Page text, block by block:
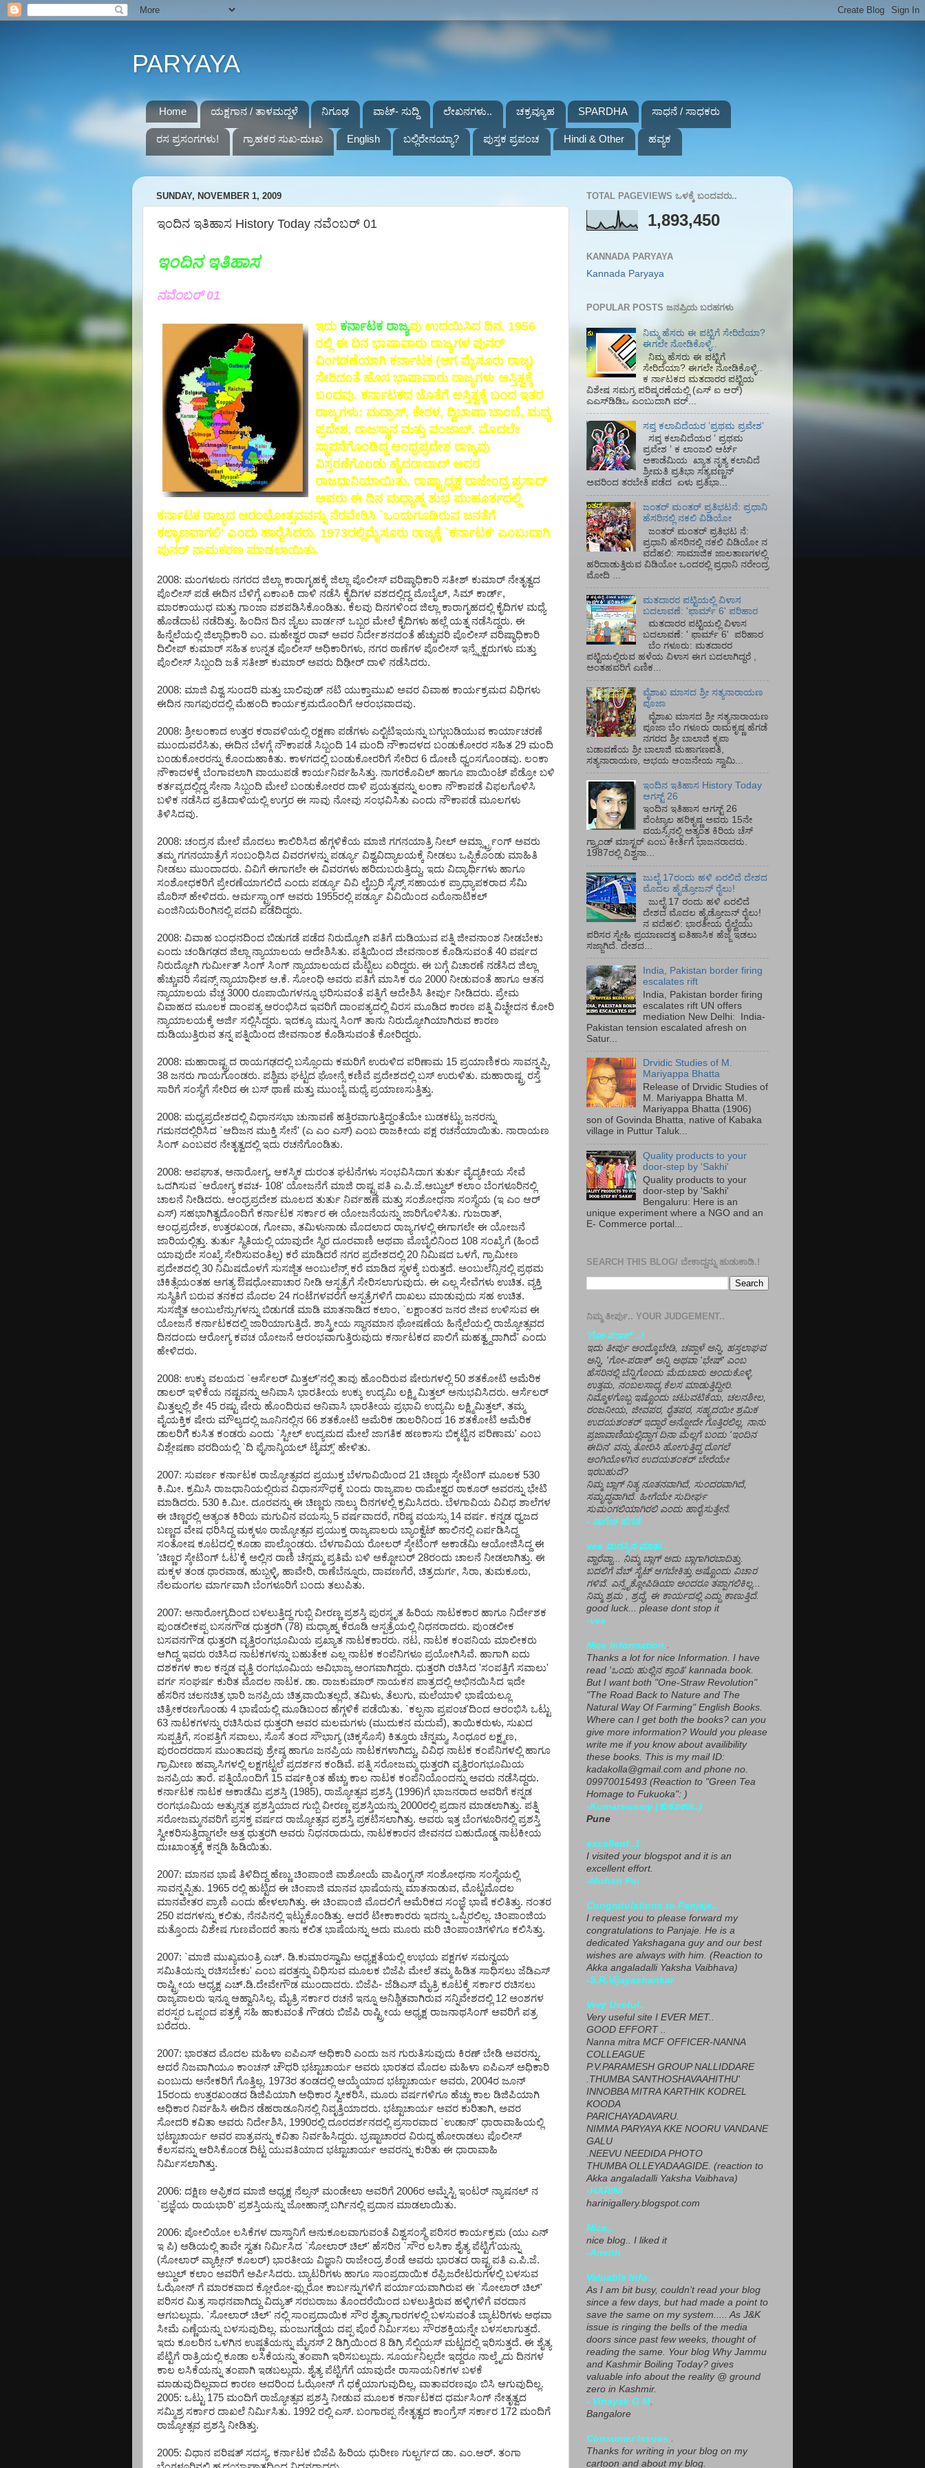
PARYAYA
Home ಯಕ್ಷಗಾನ / ತಾಳಮದ್ದಳೆ ನಿಗೂಢ ವಾಟ್- ಸುದ್ದಿ ಲೇಖನಗಳು.. ಚಕ್ರವ್ಯೂಹ SPARDHA ಸಾಧನೆ / ಸಾಧಕರು
ರಸ ಪ್ರಸಂಗಗಳು! ಗ್ರಾಹಕರ ಸುಖ-ದುಃಖ English ಬಲ್ಲಿರೇನಯ್ಯಾ? ಪುಸ್ತಕ ಪ್ರಪಂಚ Hindi & Other ಹವ್ಯಕ
SUNDAY, NOVEMBER 1, 2009
ಇಂದಿನ ಇತಿಹಾಸ History Today ನವೆಂಬರ್ 01
ಇಂದಿನ ಇತಿಹಾಸ
ನವೆಂಬರ್ 01
ಇದು ಕರ್ನಾಟಕ ರಾಜ್ಯವು ಉದಯಿಸಿದ ದಿನ. 1956
ರಲ್ಲಿ ಈ ದಿನ ಭಾಷಾವಾರು ರಾಜ್ಯಗಳ ಪುನರ್
ವಿಂಗಡಣೆಯಾಗಿ ಕರ್ನಾಟಕ (ಆಗ ಮೈಸೂರು ರಾಜ್ಯ)
ಸೇರಿದಂತೆ ಹೊಸ ಭಾಷಾವಾರು ರಾಜ್ಯಗಳು ಅಸ್ತಿತ್ವಕ್ಕೆ
ಬಂದವು. ಕರ್ನಾಟಕದ ಜೊತೆಗೆ ಅಸ್ತಿತ್ವಕ್ಕೆ ಬಂದ ಇತರ
ರಾಜ್ಯಗಳು: ಮದ್ರಾಸ್, ಕೇರಳ, ದ್ವಿಭಾಷಾ ಬಾಂಬೆ, ಮಧ್ಯ
ಪ್ರದೇಶ, ರಾಜಸ್ಥಾನ ಮತ್ತು ಪಂಜಾಬ್. ಮೊದಲೇ
ಸ್ಥಾಪನೆಗೊಂಡಿದ್ದ ಆಂಧ್ರಪ್ರದೇಶ ರಾಜ್ಯವು
ವಿಸ್ತರಣೆಗೊಂಡು ಹೈದರಾಬಾದ್ ಅದರ
ರಾಜಧಾನಿಯಾಯಿತು. ರಾಷ್ಟ್ರಾಧ್ಯಕ್ಷ ರಾಜೇಂದ್ರ ಪ್ರಸಾದ್
ಅವರು ಈ ದಿನ ಮಧ್ಯಾಹ್ನ ಶುಭ ಮುಹೂರ್ತದಲ್ಲಿ
ಕರ್ನಾಟಕ ರಾಜ್ಯದ ಆರಂಭೋತ್ಸವವನ್ನು ನೆರವೇರಿಸಿ `ಒಂದುಗೂಡಿರುವ ಜನತೆಗೆ
ಕಲ್ಯಾಣವಾಗಲಿ' ಎಂದು ಹಾರೈಸಿದರು. 1973ರಲ್ಲಿಮೈಸೂರು ರಾಜ್ಯಕ್ಕೆ `ಕರ್ನಾಟಕ' ಎಂಬುದಾಗಿ
ಪುನರ್ ನಾಮಕರಣ ಮಾಡಲಾಯಿತು.
2008: ಮಂಗಳೂರು ನಗರದ ಜಿಲ್ಲಾ ಕಾರಾಗೃಹಕ್ಕೆ ಜಿಲ್ಲಾ ಪೊಲೀಸ್ ವರಿಷ್ಠಾಧಿಕಾರಿ ಸತೀಶ್ ಕುಮಾರ್ ನೇತೃತ್ವದ
ಪೊಲೀಸ್ ಪಡೆ ಈದಿನ ಬೆಳಿಗ್ಗೆ ಏಕಾಏಕಿ ದಾಳಿ ನಡೆಸಿ ಕೈದಿಗಳ ವಶದಲ್ಲಿದ್ದ ಮೊಬೈಲ್, ಸಿಮ್ ಕಾರ್ಡ್,
ಮಾರಕಾಯುಧ ಮತ್ತು ಗಾಂಜಾ ವಶಪಡಿಸಿಕೊಂಡಿತು. ಕೆಲವು ದಿನಗಳಿಂದ ಜಿಲ್ಲಾ ಕಾರಾಗೃಹದಲ್ಲಿ ಕೈದಿಗಳ ಮಧ್ಯೆ
ಹೊಡೆದಾಟ ನಡೆದಿತ್ತು. ಹಿಂದಿನ ದಿನ ಜೈಲು ವಾರ್ಡನ್ ಒಬ್ಬರ ಮೇಲೆ ಕೈದಿಗಳು ಹಲ್ಲೆ ಯತ್ನ ನಡೆಸಿದ್ದರು. ಈ
ಹಿನ್ನೆಲೆಯಲ್ಲಿ ಜಿಲ್ಲಾಧಿಕಾರಿ ಎಂ. ಮಹೇಶ್ವರ ರಾವ್ ಅವರ ನಿರ್ದೇಶನದಂತೆ ಹೆಚ್ಚುವರಿ ಪೊಲೀಸ್ ವರಿಷ್ಠಾಧಿಕಾರಿ
ದಿಲೀಪ್ ಕುಮಾರ್ ಸಹಿತ ಉನ್ನತ ಪೊಲೀಸ್ ಅಧಿಕಾರಿಗಳು, ನಗರ ಠಾಣೆಗಳ ಪೊಲೀಸ್ ಇನ್ಸ್ಪೆಕ್ಟರುಗಳು ಮತ್ತು
ಪೊಲೀಸ್ ಸಿಬ್ಬಂದಿ ಜತೆ ಸತೀಶ್ ಕುಮಾರ್ ಅವರು ದಿಢೀರ್ ದಾಳಿ ನಡೆಸಿದರು.
2008: ಮಾಜಿ ವಿಶ್ವ ಸುಂದರಿ ಮತ್ತು ಬಾಲಿವುಡ್ ನಟಿ ಯುಕ್ತಾಮುಖಿ ಅವರ ವಿವಾಹ ಕಾರ್ಯಕ್ರಮದ ವಿಧಿಗಳು
ಈದಿನ ನಾಗಪುರದಲ್ಲಿ ಮೆಹಂದಿ ಕಾರ್ಯಕ್ರಮದೊಂದಿಗೆ ಆರಂಭವಾದವು.
2008: ಶ್ರೀಲಂಕಾದ ಉತ್ತರ ಕರಾವಳಿಯಲ್ಲಿ ರಕ್ಷಣಾ ಪಡೆಗಳು ಎಲ್ಟಿಟಿಇಯನ್ನು ಬಗ್ಗುಬಡಿಯುವ ಕಾರ್ಯಾಚರಣೆ
ಮುಂದುವರೆಸಿತು, ಈದಿನ ಬೆಳಗ್ಗೆ ನೌಕಾಪಡೆ ಸಿಬ್ಬಂದಿ 14 ಮಂದಿ ನೌಕಾದಳದ ಬಂಡುಕೋರರ ಸಹಿತ 29 ಮಂದಿ
ಬಂಡುಕೋರರನ್ನು ಕೊಂದುಹಾಕಿತು. ಕಾಳಗದಲ್ಲಿ ಬಂಡುಕೋರರಿಗೆ ಸೇರಿದ 6 ದೋಣಿ ಧ್ವಂಸಗೊಂಡವು. ಲಂಕಾ
ನೌಕಾದಳಕ್ಕೆ ಬೆಂಗಾವಲಾಗಿ ವಾಯುಪಡೆ ಕಾರ್ಯನಿರ್ವಹಿಸಿತ್ತು. ನಾಗರಕೊವಿಲ್ ಹಾಗೂ ಪಾಯಿಂಟ್ ಪೆಡ್ರೋ ಬಳಿ
ಕರ್ತವ್ಯದಲ್ಲಿದ್ದ ಸೇನಾ ಸಿಬ್ಬಂದಿ ಮೇಲೆ ಬಂಡುಕೋರರ ದಾಳಿ ಪ್ರಯತ್ನವನ್ನು ಲಂಕಾ ನೌಕಾಪಡೆ ವಿಫಲಗೊಳಿಸಿ
ಬಳಿಕ ನಡೆಸಿದ ಪ್ರತಿದಾಳಿಯಲ್ಲಿ ಉಗ್ರರ ಈ ಸಾವು ನೋವು ಸಂಭವಿಸಿತು ಎಂದು ನೌಕಾಪಡೆ ಮೂಲಗಳು
ತಿಳಿಸಿದವು.
2008: ಚಂದ್ರನ ಮೇಲೆ ಮೊದಲು ಕಾಲಿರಿಸಿದ ಹೆಗ್ಗಳಿಕೆಯ ಮಾಜಿ ಗಗನಯಾತ್ರಿ ನೀಲ್ ಆರ್ಮ್ಸ್ಟ್ರಾಂಗ್ ಅವರು
ತಮ್ಮ ಗಗನಯಾತ್ರೆಗೆ ಸಂಬಂಧಿಸಿದ ವಿವರಗಳನ್ನು ಪರ್ಡ್ಯೂ ವಿಶ್ವವಿದ್ಯಾಲಯಕ್ಕೆ ನೀಡಲು ಒಪ್ಪಿಕೊಂಡು ಮಾಹಿತಿ
ನೀಡಲು ಮುಂದಾದರು. ವಿವಿಗೆ ಈಗಾಗಲೇ ಈ ವಿವರಗಳು ಹರಿದುಬರುತ್ತಿದ್ದು, ಇದು ವಿದ್ಯಾರ್ಥಿಗಳು ಹಾಗೂ
ಸಂಶೋಧಕರಿಗೆ ಪ್ರೇರಣೆಯಾಗಲಿದೆ ಎಂದು ಪರ್ಡ್ಯೂ ವಿವಿ ಲೈಬ್ರರಿ ಸೈನ್ಸ್ ಸಹಾಯಕ ಪ್ರಾಧ್ಯಾಪಕರಾದ ಸೆಮಿ
ಮೊರಿಸ್ ಹೇಳಿದರು. ಆರ್ಮಸ್ಟ್ರಾಂಗ್ ಅವರು 1955ರಲ್ಲಿ ಪರ್ಡ್ಯೂ ವಿವಿಯಿಂದ ಎರೊನಾಟಿಕಲ್
ಎಂಜಿನಿಯರಿಂಗಿನಲ್ಲಿ ಪದವಿ ಪಡೆದಿದ್ದರು.
2008: ವಿವಾಹ ಬಂಧನದಿಂದ ಬಿಡುಗಡೆ ಪಡೆದ ನಿರುದ್ಯೋಗಿ ಪತಿಗೆ ದುಡಿಯುವ ಪತ್ನಿ ಜೀವನಾಂಶ ನೀಡಬೇಕು
ಎಂದು ಚಂಡಿಗಢದ ಜಿಲ್ಲಾ ನ್ಯಾಯಾಲಯ ಆದೇಶಿಸಿತು. ಪತ್ನಿಯಿಂದ ಜೀವನಾಂಶ ಕೊಡಿಸುವಂತೆ 40 ವರ್ಷದ
ನಿರುದ್ಯೋಗಿ ಗುರ್ಮೀತ್ ಸಿಂಗ್ ಸಿಂಗ್ ನ್ಯಾಯಾಲಯದ ಮೆಟ್ಟಿಲು ಏರಿದ್ದರು. ಈ ಬಗ್ಗೆ ವಿಚಾರಣೆ ನಡೆಸಿದ ಜಿಲ್ಲಾ
ಹೆಚ್ಚುವರಿ ಸೆಷನ್ಸ್ ನ್ಯಾಯಾಧೀಶ ಆ.ಕೆ. ಸೋಂಧಿ ಅವರು ಪತಿಗೆ ಮಾಸಿಕ ರೂ 2000 ನೀಡುವಂತೆ ಹಾಗೂ ಆತನ
ನ್ಯಾಯಾಲಯ ವೆಚ್ಚ 3000 ರೂಪಾಯಿಗಳನ್ನೂ ಭರಿಸುವಂತೆ ಪತ್ನಿಗೆ ಆದೇಶಿಸಿ ತೀರ್ಪು ನೀಡಿದರು. ಪ್ರೇಮ
ವಿವಾಹದ ಮೂಲಕ ದಾಂಪತ್ಯ ಆರಂಭಿಸಿದ ಇವರಿಗೆ ದಾಂಪತ್ಯದಲ್ಲಿ ವಿರಸ ಮೂಡಿದ ಕಾರಣ ಪತ್ನಿ ವಿಚ್ಛೇದನ ಕೋರಿ
ನ್ಯಾಯಾಲಯಕ್ಕೆ ಅರ್ಜಿ ಸಲ್ಲಿಸಿದ್ದರು. ಇದಕ್ಕೂ ಮುನ್ನ ಸಿಂಗ್ ತಾನು ನಿರುದ್ಯೋಗಿಯಾಗಿರುವ ಕಾರಣ
ದುಡಿಯುತ್ತಿರುವ ತನ್ನ ಪತ್ನಿಯಿಂದ ಜೀವನಾಂಶ ಕೊಡಿಸುವಂತೆ ಕೋರಿದ್ದರು.
2008: ಮಹಾರಾಷ್ಟ್ರದ ರಾಯಗಢದಲ್ಲಿ ಬಸ್ಸೊಂದು ಕಮರಿಗೆ ಉರುಳಿದ ಪರಿಣಾಮ 15 ಪ್ರಯಾಣಿಕರು ಸಾವನ್ನಪ್ಪಿ,
38 ಜನರು ಗಾಯಗೊಂಡರು. ಪಶ್ಚಿಮ ಘಟ್ಟದ ಘೋನ್ಸೆ ಕಣಿವೆ ಪ್ರದೇಶದಲ್ಲಿ ಬಸ್ ಉರುಳಿತು. ಮಹಾರಾಷ್ಟ್ರ ರಸ್ತೆ
ಸಾರಿಗೆ ಸಂಸ್ಥೆಗೆ ಸೇರಿದ ಈ ಬಸ್ ಥಾಣೆ ಮತ್ತು ಮುಂಬೈ ಮಧ್ಯೆ ಪ್ರಯಾಣಸುತ್ತಿತ್ತು.
2008: ಮಧ್ಯಪ್ರದೇಶದಲ್ಲಿ ವಿಧಾನಸಭಾ ಚುನಾವಣೆ ಹತ್ತಿರವಾಗುತ್ತಿದ್ದಂತೆಯೇ ಬುಡಕಟ್ಟು ಜನರನ್ನು
ಗಮನದಲ್ಲಿರಿಸಿದ `ಆದಿಜನ ಮುಕ್ತಿ ಸೇನೆ' (ಎ ಎಂ ಎಸ್) ಎಂಬ ರಾಜಕೀಯ ಪಕ್ಷ ರಚನೆಯಾಯಿತು. ನಾರಾಯಣ
ಸಿಂಗ್ ಎಂಬವರ ನೇತೃತ್ವದಲ್ಲಿ ಇದು ರಚನೆಗೊಂಡಿತು.
2008: ಅಪಘಾತ, ಅನಾರೋಗ್ಯ, ಆಕಸ್ಮಿಕ ದುರಂತ ಘಟನೆಗಳು ಸಂಭವಿಸಿದಾಗ ತುರ್ತು ವೈದ್ಯಕೀಯ ಸೇವೆ
ಒದಗಿಸುವ `ಆರೋಗ್ಯ ಕವಚ- 108' ಯೋಜನೆಗೆ ಮಾಜಿ ರಾಷ್ಟ್ರಪತಿ ಎ.ಪಿ.ಜೆ.ಅಬ್ದುಲ್ ಕಲಾಂ ಬೆಂಗಳೂರಿನಲ್ಲಿ
ಚಾಲನೆ ನೀಡಿದರು. ಆಂಧ್ರಪ್ರದೇಶ ಮೂಲದ ತುರ್ತು ನಿರ್ವಹಣೆ ಮತ್ತು ಸಂಶೋಧನಾ ಸಂಸ್ಥೆಯ (ಇ ಎಂ ಆರ್
ಎಸ್) ಸಹಭಾಗಿತ್ವದೊಂದಿಗೆ ಕರ್ನಾಟಕ ಸರ್ಕಾರ ಈ ಯೋಜನೆಯನ್ನು ಜಾರಿಗೊಳಿಸಿತು. ಗುಜರಾತ್,
ಆಂಧ್ರಪ್ರದೇಶ, ಉತ್ತರಖಂಡ, ಗೋವಾ, ತಮಿಳುನಾಡು ಮೊದಲಾದ ರಾಜ್ಯಗಳಲ್ಲಿ ಈಗಾಗಲೇ ಈ ಯೋಜನೆ
ಜಾರಿಯಲ್ಲಿತ್ತು. ತುರ್ತು ಸ್ಥಿತಿಯಲ್ಲಿ ಯಾವುದೇ ಸ್ಥಿರ ದೂರವಾಣಿ ಅಥವಾ ಮೊಬೈಲಿನಿಂದ 108 ಸಂಖ್ಯೆಗೆ (ಹಿಂದೆ
ಯಾವುದೇ ಸಂಖ್ಯೆ ಸೇರಿಸುವಂತಿಲ್ಲ) ಕರೆ ಮಾಡಿದರೆ ನಗರ ಪ್ರದೇಶದಲ್ಲಿ 20 ನಿಮಿಷದ ಒಳಗೆ, ಗ್ರಾಮೀಣ
ಪ್ರದೇಶದಲ್ಲಿ 30 ನಿಮಿಷದೊಳಗೆ ಸುಸಜ್ಜಿತ ಅಂಬುಲೆನ್ಸ್ ಕರೆ ಮಾಡಿದ ಸ್ಥಳಕ್ಕೆ ಬರುತ್ತದೆ. ಅಂಬುಲೆನ್ಸಿನಲ್ಲಿ ಪ್ರಥಮ
ಚಿಕಿತ್ಸೆಯಂತಹ ಅಗತ್ಯ ಔಷಧೋಪಾಚಾರ ನೀಡಿ ಆಸ್ಪತ್ರೆಗೆ ಸೇರಿಸಲಾಗುವುದು. ಈ ಎಲ್ಲ ಸೇವೆಗಳು ಉಚಿತ. ವ್ಯಕ್ತಿ
ಸುಸ್ಥಿತಿಗೆ ಬರುವ ತನಕದ ಮೊದಲ 24 ಗಂಟೆಗಳವರೆಗೆ ಆಸ್ಪತ್ರೆಗಳಿಗೆ ದಾಖಲು ಮಾಡುವುದು ಸಹ ಉಚಿತ.
ಸುಸಜ್ಜಿತ ಅಂಬುಲೆನ್ಸುಗಳನ್ನು ಬಿಡುಗಡೆ ಮಾಡಿ ಮಾತನಾಡಿದ ಕಲಾಂ, `ಲಕ್ಷಾಂತರ ಜನರ ಜೀವ ಉಳಿಸುವ ಈ
ಯೋಜನೆ ಕರ್ನಾಟಕದಲ್ಲಿ ಜಾರಿಯಾಗುತ್ತಿದೆ. ಶಾಸ್ತ್ರೀಯ ಸ್ಥಾನಮಾನ ಘೋಷಣೆಯ ಹಿನ್ನೆಲೆಯಲ್ಲಿ ರಾಜ್ಯೋತ್ಸವದ
ದಿನದಂದು ಆರೋಗ್ಯ ಕವಚ ಯೋಜನೆ ಆರಂಭವಾಗುತ್ತಿರುವುದು ಕರ್ನಾಟಕದ ಪಾಲಿಗೆ ಮಹತ್ವ್ದದಾಗಿದೆ' ಎಂದು
ಹೇಳಿದರು.
2008: ಉಕ್ಕು ವಲಯದ `ಆರ್ಸೆಲರ್ ಮಿತ್ತಲ್'ನಲ್ಲಿ ತಾವು ಹೊಂದಿರುವ ಷೇರುಗಳಲ್ಲಿ 50 ಶತಕೋಟಿ ಅಮೆರಿಕ
ಡಾಲರ್ ಇಳಿಕೆಯ ನಷ್ಟವನ್ನು ಅನಿವಾಸಿ ಭಾರತೀಯ ಉಕ್ಕು ಉದ್ಯಮಿ ಲಕ್ಷ್ಮಿ ಮಿತ್ತಲ್ ಅನುಭವಿಸಿದರು. ಆರ್ಸೆಲರ್
ಮಿತ್ತಲ್ನಲ್ಲಿ ಶೇ 45 ರಷ್ಟು ಷೇರು ಹೊಂದಿರುವ ಅನಿವಾಸಿ ಭಾರತೀಯ ಪ್ರಭಾವಿ ಉದ್ಯಮಿ ಲಕ್ಷ್ಮಿಮಿತ್ತಲ್, ತಮ್ಮ
ವೈಯಕ್ತಿಕ ಷೇರು ಮೌಲ್ಯದಲ್ಲಿ ಜೂನಿನಲ್ಲಿನ 66 ಶತಕೋಟಿ ಅಮೆರಿಕ ಡಾಲರಿನಿಂದ 16 ಶತಕೋಟಿ ಅಮೆರಿಕ
ಡಾಲರಿಗೆೆ ಕುಸಿತ ಕಂಡರು ಎಂದು `ಸ್ಟೀಲ್ ಉದ್ಯಮದ ಮೇಲೆ ಜಾಗತಿಕ ಹಣಕಾಸು ಬಿಕ್ಕಟ್ಟಿನ ಪರಿಣಾಮ' ಎಂಬ
ವಿಶ್ಲೇಷಣಾ ವರದಿಯಲ್ಲಿ `ದಿ ಫೈನಾನ್ಶಿಯಲ್ ಟೈಮ್ಸ್' ಹೇಳಿತು.
2007: ಸುವರ್ಣ ಕರ್ನಾಟಕ ರಾಜ್ಯೋತ್ಸವದ ಪ್ರಯುಕ್ತ ಬೆಳಗಾವಿಯಿಂದ 21 ಚಿಣ್ಣರು ಸ್ಕೇಟಿಂಗ್ ಮೂಲಕ 530
ಕಿ.ಮೀ. ಕ್ರಮಿಸಿ ರಾಜಧಾನಿಯಲ್ಲಿರುವ ವಿಧಾನಸೌಧಕ್ಕೆ ಬಂದು ರಾಜ್ಯಪಾಲ ರಾಮೇಶ್ವರ ಠಾಕೂರ್ ಅವರನ್ನು ಭೇಟಿ
ಮಾಡಿದರು. 530 ಕಿ.ಮೀ. ದೂರವನ್ನು ಈ ಚಿಣ್ಣರು ನಾಲ್ಕು ದಿನಗಳಲ್ಲಿ ಕ್ರಮಿಸಿದರು. ಬೆಳಗಾವಿಯ ವಿವಿಧ ಶಾಲೆಗಳ
ಈ ಚಿಣ್ಣರಲ್ಲಿ ಅತ್ಯಂತ ಕಿರಿಯ ಮಗುವಿನ ವಯಸ್ಸು 5 ವರ್ಷವಾದರೆ, ಗರಿಷ್ಠ ವಯಸ್ಸು 14 ವರ್ಷ. ಕನ್ನಡ ಧ್ವಜದ
ಬಣ್ಣದ ವೇಷ ಧರಿಸಿದ್ದ ಮಕ್ಕಳೂ ರಾಜ್ಯೋತ್ಸವ ಪ್ರಯುಕ್ತ ರಾಜ್ಯಪಾಲರು ಬ್ಯಾಂಕ್ವೆಟ್ ಹಾಲಿನಲ್ಲಿ ಏರ್ಪಡಿಸಿದ್ದ
ಸಂತೋಷ ಕೂಟದಲ್ಲಿ ಕೂಡಾ ಪಾಲ್ಗೊಂಡರು. ಬೆಳಗಾವಿಯ ರೋಲರ್ ಸ್ಕೇಟಿಂಗ್ ಅಕಾಡೆಮಿ ಆಯೋಜಿಸಿದ್ದ ಈ
'ಚಿಣ್ಣರ ಸ್ಕೇಟಿಂಗ್ ಓಟ'ಕ್ಕೆ ಅಲ್ಲಿನ ರಾಣಿ ಚೆನ್ನಮ್ಮ ಪ್ರತಿಮೆ ಬಳಿ ಅಕ್ಟೋಬರ್ 28ರಂದು ಚಾಲನೆ ನೀಡಲಾಗಿತ್ತು. ಈ
ಮಕ್ಕಳ ತಂಡ ಧಾರವಾಡ, ಹುಬ್ಬಳ್ಳಿ, ಹಾವೇರಿ, ರಾಣೆಬೆನ್ನೂರು, ದಾವಣಗೆರೆ, ಚಿತ್ರದುರ್ಗ, ಸಿರಾ, ತುಮಕೂರು,
ನೆಲಮಂಗಲ ಮಾರ್ಗವಾಗಿ ಬೆಂಗಳೂರಿಗೆ ಬಂದು ತಲುಪಿತು.
2007: ಅನಾರೋಗ್ಯದಿಂದ ಬಳಲುತ್ತಿದ್ದ ಗುಬ್ಬಿ ವೀರಣ್ಣ ಪ್ರಶಸ್ತಿ ಪುರಸ್ಕೃತ ಹಿರಿಯ ನಾಟಕಕಾರ ಹಾಗೂ ನಿರ್ದೇಶಕ
ಪುಂಡಲೀಕಪ್ಪ ಬಸನಗೌಡ ಧುತ್ತರಗಿ (78) ಮಧ್ಯಾಹ್ನ ಕೆರೂಡಿ ಆಸ್ಪತ್ರೆಯಲ್ಲಿ ನಿಧನರಾದರು. ಪುಂಡಲೀಕ
ಬಸವನಗೌಡ ಧುತ್ತರಗಿ ವೃತ್ತಿರಂಗಭೂಮಿಯ ಪ್ರಖ್ಯಾತ ನಾಟಕಕಾರರು. ನಟ, ನಾಟಕ ಕಂಪನಿಯ ಮಾಲೀಕರು
ಆಗಿದ್ದ ಇವರು ರಚಿಸಿದ ನಾಟಕಗಳನ್ನು ಬಹುತೇಕ ಎಲ್ಲ ನಾಟಕ ಕಂಪೆನಿಗಳೂ ಪ್ರಯೋಗಿಸಿವೆ. ಹಾಗಾಗಿ ಐದು
ದಶಕಗಳ ಕಾಲ ಕನ್ನಡ ವೃತ್ತಿ ರಂಗಭೂಮಿಯ ಅವಿಭಾಜ್ಯ ಅಂಗವಾಗಿದ್ದರು. ಧುತ್ತರಗಿ ರಚಿಸಿದ 'ಸಂಪತ್ತಿಗೆ ಸವಾಲು'
ವರ್ಗ ಸಂಘರ್ಷ ಕುರಿತ ಮೊದಲ ನಾಟಕ. ಡಾ. ರಾಜಕುಮಾರ್ ನಾಯಕನ ಪಾತ್ರದಲ್ಲಿ ಅಭಿನಯಿಸಿದ ಇದೇ
ಹೆಸರಿನ ಚಲನಚಿತ್ರ ಭಾರಿ ಜನಪ್ರಿಯ ಚಿತ್ರವಾಯಿತಲ್ಲದೆ, ತಮಿಳು, ತೆಲುಗು, ಮಲೆಯಾಳಿ ಭಾಷೆಯಲ್ಲೂ
ಚಿತ್ರೀಕರಣಗೊಂಡು 4 ಭಾಷೆಯಲ್ಲಿ ಮೂಡಿಬಂದ ಹೆಗ್ಗಳಿಕೆ ಪಡೆಯಿತು. `ಕಲ್ಪನಾ ಪ್ರಪಂಚ'ದಿಂದ ಆರಂಭಿಸಿ ಒಟ್ಟು
63 ನಾಟಕಗಳನ್ನು ರಚಿಸಿರುವ ಧುತ್ತರಗಿ ಅವರ ಮಲಮಗಳು (ಮುದುಕನ ಮದುವೆ), ತಾಯಿಕರುಳು, ಸುಖದ
ಸುಪ್ಪತ್ತಿಗೆ, ಸಂಪತ್ತಿಗೆ ಸವಾಲು, ಸೊಸೆ ತಂದ ಸೌಭಾಗ್ಯ (ಚಿಕ್ಕಸೊಸೆ) ಕಿತ್ತೂರು ಚೆನ್ನಮ್ಮ, ಸಿಂಧೂರ ಲಕ್ಷ್ಮಣ,
ಪುರಂದರದಾಸ ಮುಂತಾದವು ಶ್ರೇಷ್ಠ ಹಾಗೂ ಜನಪ್ರಿಯ ನಾಟಕಗಳಾಗಿದ್ದು, ವಿವಿಧ ನಾಟಕ ಕಂಪೆನಿಗಳಲ್ಲಿ ಹಾಗೂ
ಗ್ರಾಮೀಣ ಹವ್ಯಾಸಿಗಳಲ್ಲಿ ಲಕ್ಷಗಟ್ಟಲೆ ಪ್ರದರ್ಶನ ಕಂಡಿವೆ. ಪತ್ನಿ ಸರೋಜಮ್ಮ ಧುತ್ತರಗಿ ವೃತ್ತಿರಂಗಭೂಮಿಯ
ಜನಪ್ರಿಯ ತಾರೆ. ಪತ್ನಿಯೊಂದಿಗೆ 15 ವರ್ಷಕ್ಕಿಂತ ಹೆಚ್ಚು ಕಾಲ ನಾಟಕ ಕಂಪೆನಿಯೊಂದನ್ನು ಅವರು ನಡೆಸಿದ್ದರು.
ಕರ್ನಾಟಕ ನಾಟಕ ಅಕಾಡೆಮಿ ಪ್ರಶಸ್ತಿ (1985), ರಾಜ್ಯೋತ್ಸವ ಪ್ರಶಸ್ತಿ (1996)ಗೆ ಭಾಜನರಾದ ಅವರಿಗೆ ಕನ್ನಡ
ರಂಗಭೂಮಿಯ ಅತ್ಯುನ್ನತ ಪ್ರಶಸ್ತಿಯಾದ ಗುಬ್ಬಿ ವೀರಣ್ಣ ಪ್ರಶಸ್ತಿಯನ್ನು 2000ರಲ್ಲಿ ಪ್ರದಾನ ಮಾಡಲಾಗಿತ್ತು. ಪತ್ನಿ
ಸರೋಜಮ್ಮನವರಿಗೆ ಪ್ರಸಕ್ತ ವರ್ಷದ ರಾಜ್ಯೋತ್ಸವ ಪ್ರಶಸ್ತಿ ಪ್ರಕಟಿಸಲಾಗಿತ್ತು. ಅವರು ಇತ್ತ ಬೆಂಗಳೂರಿನಲ್ಲಿ ಪ್ರಶಸ್ತಿ
ಸ್ವೀಕರಿಸುತ್ತಿದ್ದಾಗಲೇ ಅತ್ತ ಧುತ್ತರಗಿ ಅವರು ನಿಧನರಾದುದು, ನಾಟಕಕಾರನ ಜೀವನದ ಬಹುದೊಡ್ಡ ನಾಟಕೀಯ
ದುಃಖಾಂತ್ಯಕ್ಕೆ ಕನ್ನಡಿ ಹಿಡಿಯಿತು.
2007: ಮಾನವ ಭಾಷೆ ತಿಳಿದಿದ್ದ ಹೆಣ್ಣು ಚಿಂಪಾಂಜಿ ವಾಶೋಯೆ ವಾಷಿಂಗ್ಟನ್ ಸಂಶೋಧನಾ ಸಂಸ್ಥೆಯಲ್ಲಿ
ಸಾವನ್ನಪ್ಪಿತು. 1965 ರಲ್ಲಿ ಹುಟ್ಟಿದ ಈ ಚಿಂಪಾಜಿ ಮಾನವ ಭಾಷೆಯನ್ನು ಮಾತನಾಡುವ, ಮೊಟ್ಟಮೊದಲ
ಮಾನವೇತರ ಪ್ರಾಣಿ ಎಂದು ಹೇಳಲಾಗಿತ್ತು. ಈ ಚಿಂಪಾಂಜಿ ಮೊದಲಿಗೆ ಅಮೆರಿಕದ ಸಂಜ್ಞೆ ಭಾಷೆ ಕಲಿತಿತ್ತು. ನಂತರ
250 ಪದಗಳನ್ನು ಕಲಿತು, ನೆನಪಿನಲ್ಲಿ ಇಟ್ಟುಕೊಂಡಿತ್ತು. ಆದರೆ ಟೀಕಾಕಾರರು ಇದನ್ನು ಒಪ್ಪಿರಲಿಲ್ಲ. ಚಿಂಪಾಂಜಿಯ
ಮತ್ತೊಂದು ವಿಶೇಷ ಗುಣವೆಂದರೆ ತಾನು ಕಲಿತ ಭಾಷೆಯನ್ನು ಅದು ಮೂರು ಮರಿ ಚಿಂಪಾಂಚಿಗಳಿಗೂ ಕಲಿಸಿತ್ತು.
2007: `ಮಾಜಿ ಮುಖ್ಯಮಂತ್ರಿ ಎಚ್. ಡಿ.ಕುಮಾರಸ್ವಾಮಿ ಅಧ್ಯಕ್ಷತೆಯಲ್ಲಿ ಉಭಯ ಪಕ್ಷಗಳ ಸಮನ್ವಯ
ಸಮಿತಿಯನ್ನು ರಚಿಸಬೇಕು' ಎಂಬ ಷರತ್ತನ್ನು ವಿಧಿಸುವ ಮೂಲಕ ಬಿಜೆಪಿ ಮೇಲೆ ತಮ್ಮ ಹಿಡಿತ ಸಾಧಿಸಲು ಜೆಡಿಎಸ್
ರಾಷ್ಟ್ರೀಯ ಅಧ್ಯಕ್ಷ ಎಚ್.ಡಿ.ದೇವೇಗೌಡ ಮುಂದಾದರು. ಬಿಜೆಪಿ- ಜೆಡಿಎಸ್ ಮೈತ್ರಿ ಕೂಟಕ್ಕೆ ಸರ್ಕಾರ ರಚಿಸಲು
ರಾಜ್ಯಪಾಲರು ಇನ್ನೂ ಆಹ್ವಾನಿಸಿಲ್ಲ. ಮೈತ್ರಿ ಸರ್ಕಾರ ರಚನೆ ಇನ್ನೂ ಅನಿಶ್ಚಿತವಾಗಿರುವ ಸನ್ನಿವೇಶದಲ್ಲಿ 12 ಅಂಶಗಳ
ಪರಸ್ಪರ ಒಪ್ಪಂದ ಪತ್ರಕ್ಕೆ ಸಹಿ ಹಾಕುವಂತೆ ಗೌಡರು ಬಿಜೆಪಿ ರಾಷ್ಟ್ರೀಯ ಅಧ್ಯಕ್ಷ ರಾಜನಾಥಸಿಂಗ್ ಅವರಿಗೆ ಪತ್ರ
ಬರೆದರು.
2007: ಭಾರತದ ಮೊದಲ ಮಹಿಳಾ ಐಪಿಎಸ್ ಅಧಿಕಾರಿ ಎಂದು ಜನ ಗುರುತಿಸುವುದು ಕಿರಣ್ ಬೇಡಿ ಅವರನ್ನು.
ಆದರೆ ನಿಜವಾಗಿಯೂ ಕಾಂಚನ್ ಚೌಧರಿ ಭಟ್ಟಾಚಾರ್ಯ ಅವರು ಭಾರತದ ಮೊದಲ ಮಹಿಳಾ ಐಪಿಎಸ್ ಅಧಿಕಾರಿ
ಎಂಬುದು ಅನೇಕರಿಗೆ ಗೊತ್ತಿಲ್ಲ. 1973ರ ತಂಡದಲ್ಲಿ ಆಯ್ಕೆಯಾದ ಭಟ್ಟಾಚಾರ್ಯ ಅವರು, 2004ರ ಜೂನ್
15ರಂದು ಉತ್ತರಖಂಡದ ಡಿಜಿಪಿಯಾಗಿ ಅಧಿಕಾರ ಸ್ವೀಕರಿಸಿ, ಮೂರು ವರ್ಷಗಳಿಗೂ ಹೆಚ್ಚು ಕಾಲ ಡಿಜಿಪಿಯಾಗಿ
ಅಧಿಕಾರ ನಿರ್ವಹಿಸಿ ಈದಿನ ಡೆಹರಾಡೂನಿನಲ್ಲಿ ನಿವೃತ್ತಿಯಾದರು. ಭಟ್ಟಾಚಾರ್ಯ ಅವರ ಕುರಿತಾಗಿ, ಅವರ
ಸೋದರಿ ಕವಿತಾ ಅವರು ನಿರ್ದೇಶಿಸಿ, 1990ರಲ್ಲಿ ದೂರದರ್ಶನದಲ್ಲಿ ಪ್ರಸಾರವಾದ `ಉಡಾನ್' ಧಾರಾವಾಹಿಯಲ್ಲಿ
ಭಟ್ಟಾಚಾರ್ಯ ಅವರ ಪಾತ್ರವನ್ನು ಕವಿತಾ ನಿರ್ವಹಿಸಿದ್ದರು. ಭ್ರಷ್ಟಾಚಾರದ ವಿರುದ್ಧ ಹೋರಾಡಲು ಪೊಲೀಸ್
ಕೆಲಸವನ್ನು ಆರಿಸಿಕೊಂಡ ದಿಟ್ಟ ಯುವತಿಯಾದ ಭಟ್ಟಾಚಾರ್ಯ ಅವರನ್ನು ಕುರಿತು ಈ ಧಾರಾವಾಹಿ
ನಿರ್ಮಿಸಲಾಗಿತ್ತು.
2006: ದಕ್ಷಿಣ ಆಫ್ರಿಕದ ಮಾಜಿ ಅಧ್ಯಕ್ಷ ನೆಲ್ಸನ್ ಮಂಡೇಲಾ ಅವರಿಗೆ 2006ರ ಅಮ್ನೆಸ್ಟಿ ಇಂಟರ್ ನ್ಯಾಷನಲ್ ನ
`ಪ್ರಜ್ಞೆಯ ರಾಯಭಾರಿ' ಪ್ರಶಸ್ತಿಯನ್ನು ಜೋಹಾನ್ಸ್ ಬರ್ಗಿನಲ್ಲಿ ಪ್ರದಾನ ಮಾಡಲಾಯಿತು.
2006: ಪೋಲಿಯೋ ಲಸಿಕೆಗಳ ದಾಸ್ತಾನಿಗೆ ಅನುಕೂಲವಾಗುವಂತೆ ವಿಶ್ವಸಂಸ್ಥೆ ಪರಿಸರ ಕಾರ್ಯಕ್ರಮ (ಯು ಎನ್
ಇ ಪಿ) ಅಡಿಯಲ್ಲಿ ತಾವೇ ಸ್ವತಃ ನಿರ್ಮಿಸಿದ `ಸೋಲಾರ್ ಚಿಲ್' ಹೆಸರಿನ `ಸೌರ ಲಸಿಕಾ ಶೈತ್ಯ ಪೆಟ್ಟಿಗೆ'ಯನ್ನು
(ಸೋಲಾರ್ ವ್ಯಾಕ್ಸೀನ್ ಕೂಲರ್) ಭಾರತೀಯ ವಿಜ್ಞಾನಿ ರಾಜೇಂದ್ರ ಶೆಂಡೆ ಅವರು ಭಾರತದ ರಾಷ್ಟ್ರಪತಿ ಎ.ಪಿ.ಜೆ.
ಅಬ್ದುಲ್ ಕಲಾಂ ಅವರಿಗೆ ಅರ್ಪಿಸಿದರು. ಬ್ಯಾಟರಿಗಳು ಹಾಗೂ ಸಾಂಪ್ರದಾಯಿಕ ರೆಫ್ರಿಜರೇಟರುಗಳಲ್ಲಿ ಬಳಸುವ
ಓಝೋನ್ ಗೆ ಮಾರಕವಾದ ಕ್ಲೋರೋ-ಫ್ಲುರೋ ಕಾರ್ಬನ್ನುಗಳಿಗೆ ಪರ್ಯಾಯವಾಗಿರುವ ಈ `ಸೋಲಾರ್ ಚಿಲ್'
ಪರಿಸರ ಮಿತ್ರ ಸಾಧನವಾಗಿದ್ದು ವಿದ್ಯುತ್ ಸರಬರಾಜು ತೊಂದರೆಯಿಂದ ಬಳಲುತ್ತಿರುವ ಹಳ್ಳಿಗಳಿಗೆ ವರದಾನ
ಆಗಬಲ್ಲುದು. `ಸೋಲಾರ್ ಚಿಲ್' ನಲ್ಲಿ ಸಾಂಪ್ರದಾಯಿಕ ಸೌರ ಶೈತ್ಯಾಗಾರಗಳಲ್ಲಿ ಬಳಸುವಂತೆ ಬ್ಯಾಟರಿಗಳು ಅಥವಾ
ಸೀಮೆ ಎಣ್ಣೆಯನ್ನು ಬಳಸುವುದಿಲ್ಲ. ಮಂಜುಗಡ್ಡೆಯ ದಪ್ಪ ಪೊರೆ ನಿರ್ಮಿಸಲು ಸೌರಶಕ್ತಿಯನ್ನೇ ಬಳಸಲಾಗುತ್ತದೆ.
ಇದು ಕೂಲರಿನ ಒಳಗಿನ ಉಷ್ಣತೆಯನ್ನು ಮೈನಸ್ 2 ಡಿಗ್ರಿಯಿಂದ 8 ಡಿಗ್ರಿ ಸೆಲ್ಷಿಯಸ್ ಮಟ್ಟದಲ್ಲಿ ಇರಿಸುತ್ತದೆ. ಈ ಶೈತ್ಯ
ಪೆಟ್ಟಿಗೆ ರಾತ್ರಿಯಲ್ಲಿ ಕೂಡಾ ಲಸಿಕೆಯನ್ನು ತಂಪಾಗಿ ಇರಿಸಬಲ್ಲುದು. ಸೂರ್ಯನಿಲ್ಲದೇ ಇದ್ದರೂ ನಾಲ್ಕೈದು ದಿನಗಳ
ಕಾಲ ಲಸಿಕೆಯನ್ನು ತಂಪಾಗಿ ಇಡಬಲ್ಲುದು. ಶೈತ್ಯ ಪೆಟ್ಟಿಗೆಗೆ ಯಾವುದೇ ರಾಸಾಯನಿಕಗಳ ಬಳಕೆ
ಮಾಡುವುದಿಲ್ಲವಾದ ಕಾರಣ ಅದರಿಂದ ಓಝೋನ್ ಗೆ ಧಕ್ಕೆಯಾಗುವುದಿಲ್ಲ, ವಾತಾವರಣವೂ ಬಿಸಿ ಆಗುವುದಿಲ್ಲ.
2005: ಒಟ್ಟು 175 ಮಂದಿಗೆ ರಾಜ್ಯೋತ್ಸವ ಪ್ರಶಸ್ತಿ ನೀಡುವ ಮೂಲಕ ಕರ್ನಾಟಕದ ಧರ್ಮಸಿಂಗ್ ನೇತೃತ್ವದ
ಸಮ್ಮಿಶ್ರ ಸರ್ಕಾರ ದಾಖಲೆ ನಿರ್ಮಿಸಿತು. 1992 ರಲ್ಲಿ ಎಸ್. ಬಂಗಾರಪ್ಪ ನೇತೃತ್ವದ ಕಾಂಗ್ರೆಸ್ ಸರ್ಕಾರ 172 ಮಂದಿಗೆ
ರಾಜ್ಯೋತ್ಸವ ಪ್ರಶಸ್ತಿ ನೀಡಿತ್ತು.
2005: ವಿಧಾನ ಪರಿಷತ್ ಸದಸ್ಯ, ಕರ್ನಾಟಕ ಬಿಜೆಪಿ ಹಿರಿಯ ಧುರೀಣ ಗುಲ್ಬರ್ಗದ ಡಾ. ಎಂ.ಆರ್. ತಂಗಾ
TOTAL PAGEVIEWS ಒಳಕ್ಕೆ ಬಂದವರು..
1,893,450
KANNADA PARYAYA
Kannada Paryaya
POPULAR POSTS ಜನಪ್ರಿಯ ಬರಹಗಳು
ನಿಮ್ಮ ಹೆಸರು ಈ ಪಟ್ಟಿಗೆ ಸೇರಿದೆಯಾ?
ಈಗಲೇ ನೋಡಿಕೊಳ್ಳಿ..
ನಿಮ್ಮ ಹೆಸರು ಈ ಪಟ್ಟಿಗೆ
ಸೇರಿದೆಯಾ? ಈಗಲೇ ನೋಡಿಕೊಳ್ಳಿ..
ಕ ರ್ನಾಟಕದ ಮತದಾರರ ಪಟ್ಟಿಯ
ವಿಶೇಷ ಸಮಗ್ರ ಪರಿಷ್ಕರಣೆಯಲ್ಲಿ (ಎಸ್‌ ಐ ಆರ್)‌
ಎಎಸ್‌ಡಿಡಿಒ ಎಂಬುದಾಗಿ ವರ್...
ಸಪ್ತ ಕಲಾವಿದೆಯರ ʼಪ್ರಥಮ ಪ್ರವೇಶʼ
ಸಪ್ತ ಕಲಾವಿದೆಯರ ʼ ಪ್ರಥಮ
ಪ್ರವೇಶ ʼ ಕ ಲಾಂಜಲಿ ಆರ್ಟ್
ಅಕಾಡೆಮಿಯ‌ ಖ್ಯಾತ ನೃತ್ಯ ಕಲಾವಿದೆ
ಶ್ರೀಮತಿ ಪ್ರತಿಭಾ ಸತ್ಯವಣ್ಣನ್
ಅವರಿಂದ ತರಬೇತಿ ಪಡೆದ ಏಳು ಪ್ರತಿಭಾ...
ಜಂತರ್ ಮಂತರ್ ಪ್ರತಿಭಟನೆ: ಪ್ರಧಾನಿ
ಹೆಸರಿನಲ್ಲಿ ನಕಲಿ ವಿಡಿಯೋ
ಜಂತರ್ ಮಂತರ್ ಪ್ರತಿಭಟ ನೆ:
ಪ್ರಧಾನಿ ಹೆಸರಿನಲ್ಲಿ ನಕಲಿ ವಿಡಿಯೋ ನ
ವದೆಹಲಿ: ಸಾಮಾಜಿಕ ಜಾಲತಾಣಗಳಲ್ಲಿ
ಹರಿದಾಡುತ್ತಿರುವ ವಿಡಿಯೋ ಒಂದರಲ್ಲಿ ಪ್ರಧಾನಿ ನರೇಂದ್ರ
ಮೋದಿ ...
ಮತದಾರರ ಪಟ್ಟಿಯಲ್ಲಿ ವಿಳಾಸ
ಬದಲಾವಣೆ: 'ಫಾರ್ಮ್ 6' ಪರಿಹಾರ
ಮತದಾರರ ಪಟ್ಟಿಯಲ್ಲಿ ವಿಳಾಸ
ಬದಲಾವಣೆ: ' ಫಾರ್ಮ್ 6' ಪರಿಹಾರ
ಬೆಂ ಗಳೂರು: ಮತದಾರರ
ಪಟ್ಟಿಯಲ್ಲಿರುವ ಹಳೆಯ ವಿಳಾಸ ಈಗ ಬದಲಾಗಿದ್ದರೆ ,
ಅಂತಹವರಿಗೆ ಎಣಿಕ...
ವೈಶಾಖ ಮಾಸದ ಶ್ರೀ ಸತ್ಯನಾರಾಯಣ
ಪೂಜಾ
ವೈಶಾಖ ಮಾಸದ ಶ್ರೀ ಸತ್ಯನಾರಾಯಣ
ಪೂಜಾ ಬೆಂ ಗಳೂರು ರಾಮಕೃಷ್ಣ ಹೆಗಡೆ
ನಗರದ ಶ್ರೀ ಬಾಲಾಜಿ ಕೃಪಾ
ಬಡಾವಣೆಯ ಶ್ರೀ ಬಾಲಾಜಿ ಮಹಾಗಣಪತಿ,
ಸತ್ಯನಾರಾಯಣ, ಅಭಯ ಆಂಜನೇಯ ಸ್ವಾಮಿ...
ಇಂದಿನ ಇತಿಹಾಸ History Today
ಆಗಸ್ಟ್ 26
ಇಂದಿನ ಇತಿಹಾಸ ಆಗಸ್ಟ್ 26
ಪೆಂಟ್ಯಾಲ ಹರಿಕೃಷ್ಣ ಅವರು 15ನೇ
ವಯಸ್ಸಿನಲ್ಲಿ ಅತ್ಯಂತ ಕಿರಿಯ ಚೆಸ್
ಗ್ರ್ಯಾಂಡ್ ಮಾಸ್ಟರ್ ಎಂಬ ಕೀರ್ತಿಗೆ ಭಾಜನರಾದರು.
1987ರಲ್ಲಿ ವಿಶ್ವನಾ...
ಜುಲೈ 17ರಂದು ಹಳಿ ಏರಲಿದೆ ದೇಶದ
ಮೊದಲ ಹೈಡ್ರೋಜನ್ ರೈಲು!
ಜುಲೈ 17 ರಂದು ಹಳಿ ಏರಲಿದೆ
ದೇಶದ ಮೊದಲ ಹೈಡ್ರೋಜನ್ ರೈಲು!
ನ ವದೆಹಲಿ: ಭಾರತೀಯ ರೈಲ್ವೆಯು
ಪರಿಸರ ಸ್ನೇಹಿ ಪ್ರಯಾಣದತ್ತ ಐತಿಹಾಸಿಕ ಹೆಜ್ಜೆ ಇಡಲು
ಸಜ್ಜಾಗಿದೆ. ದೇಶದ...
India, Pakistan border firing
escalates rift
India, Pakistan border firing
escalates rift UN offers
mediation New Delhi: India-
Pakistan tension escalated afresh on
Satur...
Drvidic Studies of M.
Mariyappa Bhatta
Release of Drvidic Studies of
M. Mariyappa Bhatta M.
Mariyappa Bhatta (1906)
son of Govinda Bhatta, native of Kabaka
village in Puttur Taluk...
Quality products to your
door-step by 'Sakhi'
Quality products to your
door-step by 'Sakhi'
Bengaluru: Here is an
unique experiment where a NGO and an
E- Commerce portal...
SEARCH THIS BLOG/ ಬೇಕಾದ್ದನ್ನು ಹುಡುಕಾಡಿ.!
ನಿಮ್ಮ ತೀರ್ಪು.. YOUR JUDGEMENT..
'ಗೋ-ಪರಾಕ್' ..!
ಇದು ತೀರ್ಪು ಅಂದ್ಕೊಬೇಡಿ, ಚಪ್ಪಾಳೆ ಅನ್ನಿ, ಹಸ್ತಲಾಘವ
ಅನ್ನಿ, 'ಗೋ-ಪರಾಕ್' ಅನ್ನಿ ಅಥವಾ 'ಭೇಷ್' ಎಂಬ
ಹೆಸರಿನಲ್ಲಿ ಬೆನ್ನಿಗೊಂದು ಮೆದುಬಾರು ಅಂದುಕೊಳ್ಳಿ.
ಉತ್ತಮ, ನಂಬಲಸಾಧ್ಯ ಕೆಲಸ ಮಾಡುತ್ತಿದ್ದೀರಿ.
ನಿಮ್ಮೊಳಗೊಬ್ಬ ಇಷ್ಟೊಂದು ಚಟುವಟಿಕೆಯ, ಚಲನಶೀಲ,
ರಂಜನೀಯ, ಜೀವಪರ, ರೈತಪರ, ಸಹೃದಯೀ ಶ್ರಮಿಕ
ಉದಯಶಂಕರ್ ಇದ್ದಾರೆ ಅನ್ನೋದೇ ಗೊತ್ತಿರಲಿಲ್ಲ. ನಾನು
ಪ್ರಜಾವಾಣಿಯಲ್ಲಿದ್ದಾಗ ದಿನಾ ಮೆಲ್ಲಗೆ ಬಂದು 'ಇಂದಿನ
ಈದಿನ' ವನ್ನು ತೋರಿಸಿ ಹೋಗುತ್ತಿದ್ದ ದೊಗಲೆ
ಅಂಗಿಯೊಳಗಿನ ಉದಯಶಂಕರ್ ಬೇರೆಯೇ
ಇರಬಹುದೆ?
ನಿಮ್ಮ ಬ್ಲಾಗ್ ನಿತ್ಯ ನೂತನವಾಗಿದೆ, ಸುಂದರವಾಗಿದೆ,
ಸಮೃದ್ಧವಾಗಿದೆ. ಹೀಗೆಯೇ ಸುದೀರ್ಘ
ಸುಮಂಗಲಿಯಾಗಿರಲಿ ಎಂದು ಹಾರೈಸುತ್ತೇನೆ.
- ನಾಗೇಶ ಹೆಗಡೆ
vee ಮನಸ್ಸಿನ ಮಾತು .
ವ್ಹಾರೆವ್ಹಾ... ನಿಮ್ಮ ಬ್ಲಾಗ್ ಅದು ಬ್ಲಾಗಾಗಿರಬಾದಿತ್ತು.
ಬದಲಿಗೆ ವೆಬ್ ಸೈಟ್ ಆಗಬೇಕಿತ್ತು.ಅಷ್ಟೊಂದು ವಿಚಾರ
ಗಳಿವೆ. ಎನ್ಸೈಕ್ಲೋಪಿಡಿಯಾ ಅಂದರೂ ತಪ್ಪಾಗಲಿಕಿಲ್ಲ...
ನಿಮ್ಮ ಶ್ರಮ , ಶ್ರದ್ಧೆ, ಈ ಕಾರ್ಯದಲ್ಲಿ ಎದ್ದು ಕಾಣುತ್ತಿದೆ.
good luck... please dont stop it
-vee
Nice Information..
Thanks a lot for nice Information. I have
read 'ಒಂದು ಹುಲ್ಲಿನ ಕ್ರಾಂತಿ' kannada book.
But I want both "One-Straw Revolution"
"The Road Back to Nature and The
Natural Way Of Farming" English Books.
Where can I get both the books? can you
give more information? Would you please
write me if you know about availibility
these books. This is my mail ID:
kadakolla@gmail.com and phone no.
09970015493 (Reaction to "Green Tea
Homage to Fukuoka": )
-Kumarswamy (ಕುಕೂಊ..)
Pune
excellent..1
I visited your blogspot and it is an
excellent effort.
-Mohan Pai
Congratulations to Panjaje..
I request you to please forward my
congratulations to Panjaje. He is a
dedicated Yakshagana guy and our best
wishes are always with him. (Reaction to
Akka angaladalli Yaksha Vaibhava)
-S.R.Vijayashankar
Very Useful..
Very useful site I EVER MET..
GOOD EFFORT ..
Nanna mitra MCF OFFICER-NANNA
COLLEAGUE
P.V.PARAMESH GROUP NALLIDDARE
.THUMBA SANTHOSHAVAAHITHU'
INNOBBA MITRA KARTHIK KODREL
KOODA
PARICHAYADAVARU.
NIMMA PARYAYA KKE NOORU VANDANE
GALU
.NEEVU NEEDIDA PHOTO
THUMBA OLLEYADAAGIDE. (reaction to
Akka angaladalli Yaksha Vaibhava)
-HARINI
harinigallery.blogspot.com
Nice..
nice blog.. I liked it
-Amrith
Valuable Info..
As I am bit busy, couldn’t read your blog
since a few days, but had made a point to
save the same on my system..... As J&K
issue is ringing the bells of the media
doors since past few weeks, thought of
reading the same. Your blog Why Jammu
and Kashmir Boiling Today? gives
valuable info about the reality @ ground
zero in Kashmir.
- Vinayak G M,
Bangalore
Consumer Issues..
Thanks for writing in your blog on my
cartoon and about my blog.